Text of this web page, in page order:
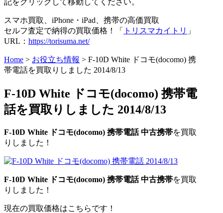
スマホ買取、iPhone・iPad、携帯の高価買取
セルフ査定で納得の買取価格！「
トリスマカイトリ 」
URL： https://torisuma.net/
Home > お役立ち情報 > F-10D White ドコモ(docomo) 携
帯電話を買取りしました 2014/8/13
F-10D White ドコモ(docomo) 携帯電
話を買取りしました 2014/8/13
F-10D White ドコモ(docomo) 携帯電話中古携帯を買取
りしました！
F-10D White ドコモ(docomo) 携帯電話中古携帯を買取
りしました！
現在の買取価格はこちらです！